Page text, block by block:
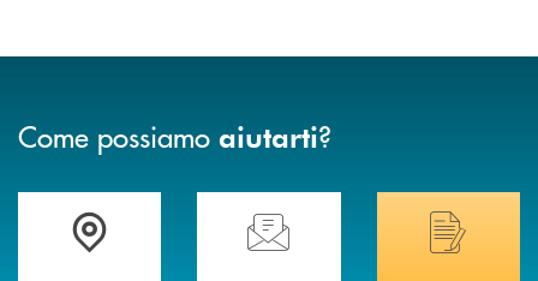
Come possiamo aiutarti?
Trova la filiale più vicina a TeHai bisogno di assistenza immediata?
Hai bisogno di